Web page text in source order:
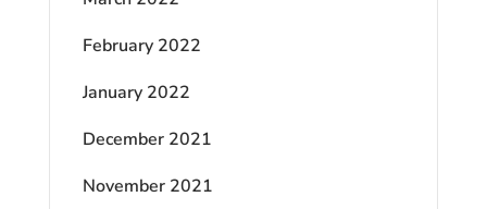
February 2022
January 2022
December 2021
November 2021